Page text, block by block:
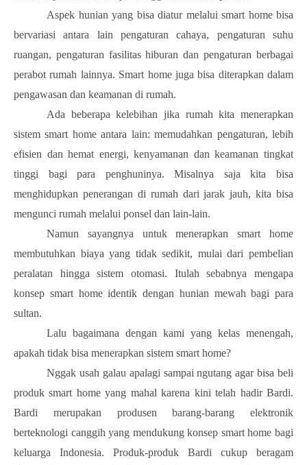
Aspek hunian yang bisa diatur melalui smart home bisa
bervariasi antara lain pengaturan cahaya, pengaturan suhu
ruangan, pengaturan fasilitas hiburan dan pengaturan berbagai
perabot rumah lainnya. Smart home juga bisa diterapkan dalam
pengawasan dan keamanan di rumah.
Ada beberapa kelebihan jika rumah kita menerapkan
sistem smart home antara lain: memudahkan pengaturan, lebih
efisien dan hemat energi, kenyamanan dan keamanan tingkat
tinggi bagi para penghuninya. Misalnya saja kita bisa
menghidupkan penerangan di rumah dari jarak jauh, kita bisa
mengunci rumah melalui ponsel dan lain-lain.
Namun sayangnya untuk menerapkan smart home
membutuhkan biaya yang tidak sedikit, mulai dari pembelian
peralatan hingga sistem otomasi. Itulah sebabnya mengapa
konsep smart home identik dengan hunian mewah bagi para
sultan.
Lalu bagaimana dengan kami yang kelas menengah,
apakah tidak bisa menerapkan sistem smart home?
Nggak usah galau apalagi sampai ngutang agar bisa beli
produk smart home yang mahal karena kini telah hadir Bardi.
Bardi merupakan produsen barang-barang elektronik
berteknologi canggih yang mendukung konsep smart home bagi
keluarga Indonesia. Produk-produk Bardi cukup beragam